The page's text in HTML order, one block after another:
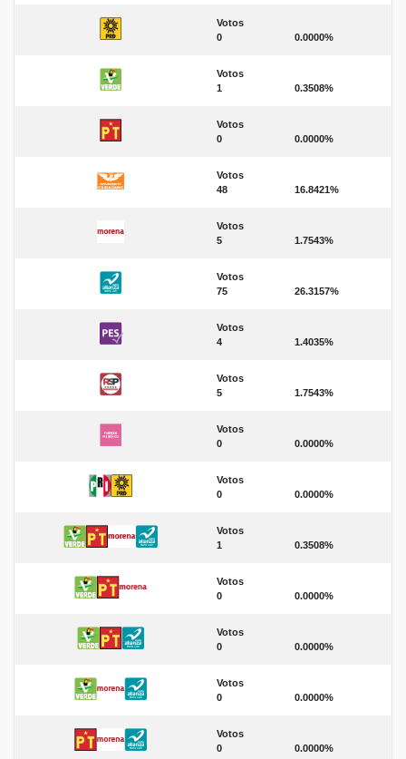
Votos
0
0.0000%
Votos
1
0.3508%
Votos
0
0.0000%
Votos
48
16.8421%
Votos
5
1.7543%
Votos
75
26.3157%
Votos
4
1.4035%
Votos
5
1.7543%
Votos
0
0.0000%
Votos
0
0.0000%
Votos
1
0.3508%
Votos
0
0.0000%
Votos
0
0.0000%
Votos
0
0.0000%
Votos
0
0.0000%